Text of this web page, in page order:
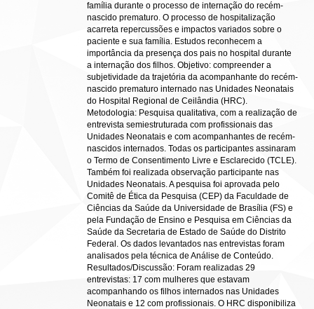
família durante o processo de internação do recém-
nascido prematuro. O processo de hospitalização
acarreta repercussões e impactos variados sobre o
paciente e sua família. Estudos reconhecem a
importância da presença dos pais no hospital durante
a internação dos filhos. Objetivo: compreender a
subjetividade da trajetória da acompanhante do recém-
nascido prematuro internado nas Unidades Neonatais
do Hospital Regional de Ceilândia (HRC).
Metodologia: Pesquisa qualitativa, com a realização de
entrevista semiestruturada com profissionais das
Unidades Neonatais e com acompanhantes de recém-
nascidos internados. Todas os participantes assinaram
o Termo de Consentimento Livre e Esclarecido (TCLE).
Também foi realizada observação participante nas
Unidades Neonatais. A pesquisa foi aprovada pelo
Comitê de Ética da Pesquisa (CEP) da Faculdade de
Ciências da Saúde da Universidade de Brasília (FS) e
pela Fundação de Ensino e Pesquisa em Ciências da
Saúde da Secretaria de Estado de Saúde do Distrito
Federal. Os dados levantados nas entrevistas foram
analisados pela técnica de Análise de Conteúdo.
Resultados/Discussão: Foram realizadas 29
entrevistas: 17 com mulheres que estavam
acompanhando os filhos internados nas Unidades
Neonatais e 12 com profissionais. O HRC disponibiliza